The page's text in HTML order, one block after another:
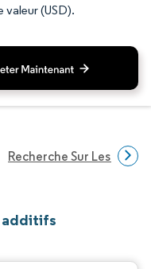
valeur (USD).
Recherche Sur Les
additifs